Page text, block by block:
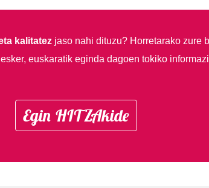
kalitatezjaso nahi dituzu? Horretarako zure
euskaratik eginda dagoen tokiko
Egin HITZAkide